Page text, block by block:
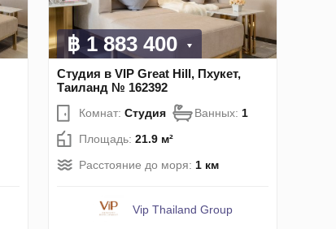
฿ 1 883 400
Студия в VIP Great Hill, Пхукет,
Таиланд № 162392
Комнат: Студия Ванных: 1
Площадь: 21.9 м²
Расстояние до моря: 1 км
Vip Thailand Group